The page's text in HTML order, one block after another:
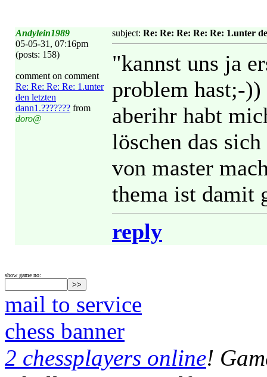
Andylein1989
05-05-31, 07:16pm
(posts: 158)
comment on comment
Re: Re: Re: Re: 1.unter
den letzten
dann1.??????? from
doro@
subject: Re: Re: Re: Re: Re: 1.unter
"kannst uns ja
problem hast;-
aberihr habt
löschen das
von master
thema ist damit
reply
show game no:
mail to service
chess banner
2 chessplayers online!